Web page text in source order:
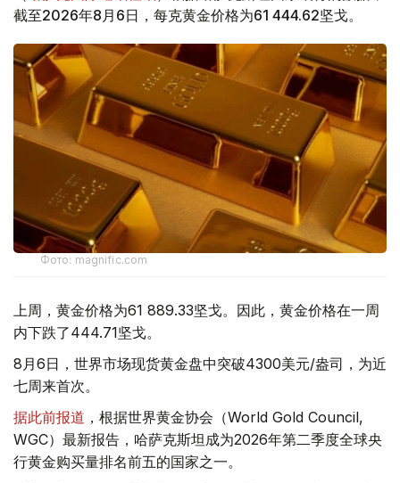
截至2026年8月6日，每克黄金价格为61 444.62坚戈。
Фото: magnific.com
上周，黄金价格为61 889.33坚戈。因此，黄金价格在一周
内下跌了444.71坚戈。
8月6日，世界市场现货黄金盘中突破4300美元/盎司，为近
七周来首次。
据此前报道 ，根据世界黄金协会（World Gold Council,
WGC）最新报告，哈萨克斯坦成为2026年第二季度全球央
行黄金购买量排名前五的国家之一。